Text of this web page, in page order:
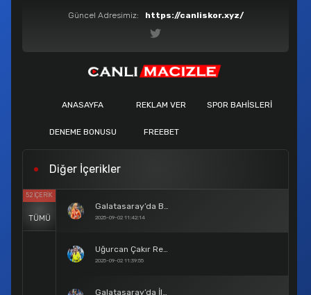
Güncel Adresimiz: https://canliskor.xyz/
ANASAYFA REKLAM VER SPOR BAHISLERI
DENEME BONUSU FREEBET
Diğer İçerikler
TÜMÜ
52 İÇERIK
2025-09-02 11:42:14
2025-09-02 11:39:55